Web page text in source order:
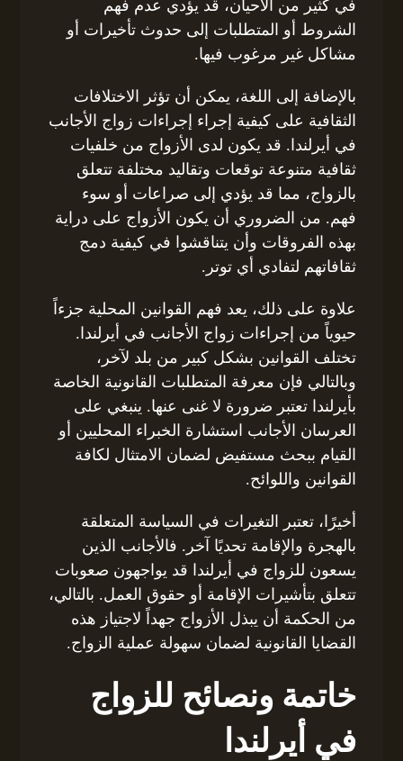
في كثير من الأحيان، قد يؤدي عدم فهم
الشروط أو المتطلبات إلى حدوث تأخيرات أو
مشاكل غير مرغوب فيها.
بالإضافة إلى اللغة، يمكن أن تؤثر الاختلافات
الثقافية على كيفية إجراء إجراءات زواج الأجانب
في أيرلندا. قد يكون لدى الأزواج من خلفيات
ثقافية متنوعة توقعات وتقاليد مختلفة تتعلق
بالزواج، مما قد يؤدي إلى صراعات أو سوء
فهم. من الضروري أن يكون الأزواج على دراية
بهذه الفروقات وأن يتناقشوا في كيفية دمج
ثقافاتهم لتفادي أي توتر.
علاوة على ذلك، يعد فهم القوانين المحلية جزءاً
حيوياً من إجراءات زواج الأجانب في أيرلندا.
تختلف القوانين بشكل كبير من بلد لآخر،
وبالتالي فإن معرفة المتطلبات القانونية الخاصة
بأيرلندا تعتبر ضرورة لا غنى عنها. ينبغي على
العرسان الأجانب استشارة الخبراء المحليين أو
القيام ببحث مستفيض لضمان الامتثال لكافة
القوانين واللوائح.
أخيرًا، تعتبر التغيرات في السياسة المتعلقة
بالهجرة والإقامة تحديًا آخر. فالأجانب الذين
يسعون للزواج في أيرلندا قد يواجهون صعوبات
تتعلق بتأشيرات الإقامة أو حقوق العمل. بالتالي،
من الحكمة أن يبذل الأزواج جهداً لاجتياز هذه
القضايا القانونية لضمان سهولة عملية الزواج.
خاتمة ونصائح للزواج
في أيرلندا